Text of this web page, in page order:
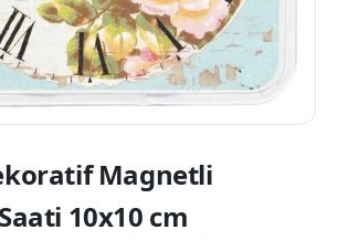
Magnetli
10x10 cm